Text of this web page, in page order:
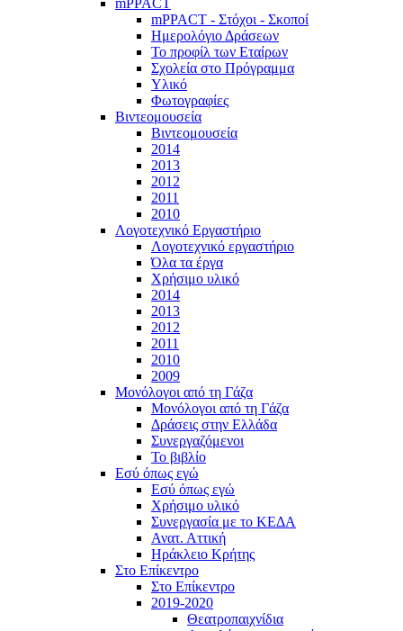
mPPACT
mPPACT - Στόχοι - Σκοποί
Ημερολόγιο Δράσεων
Το προφίλ των Εταίρων
Σχολεία στο Πρόγραμμα
Υλικό
Φωτογραφίες
Βιντεομουσεία
Βιντεομουσεία
2014
2013
2012
2011
2010
Λογοτεχνικό Εργαστήριο
Λογοτεχνικό εργαστήριο
Όλα τα έργα
Χρήσιμο υλικό
2014
2013
2012
2011
2010
2009
Μονόλογοι από τη Γάζα
Μονόλογοι από τη Γάζα
Δράσεις στην Ελλάδα
Συνεργαζόμενοι
To βιβλίο
Εσύ όπως εγώ
Εσύ όπως εγώ
Χρήσιμο υλικό
Συνεργασία με το ΚΕΔΑ
Ανατ. Αττική
Ηράκλειο Κρήτης
Στο Επίκεντρο
Στο Επίκεντρο
2019-2020
Θεατροπαιχνίδια